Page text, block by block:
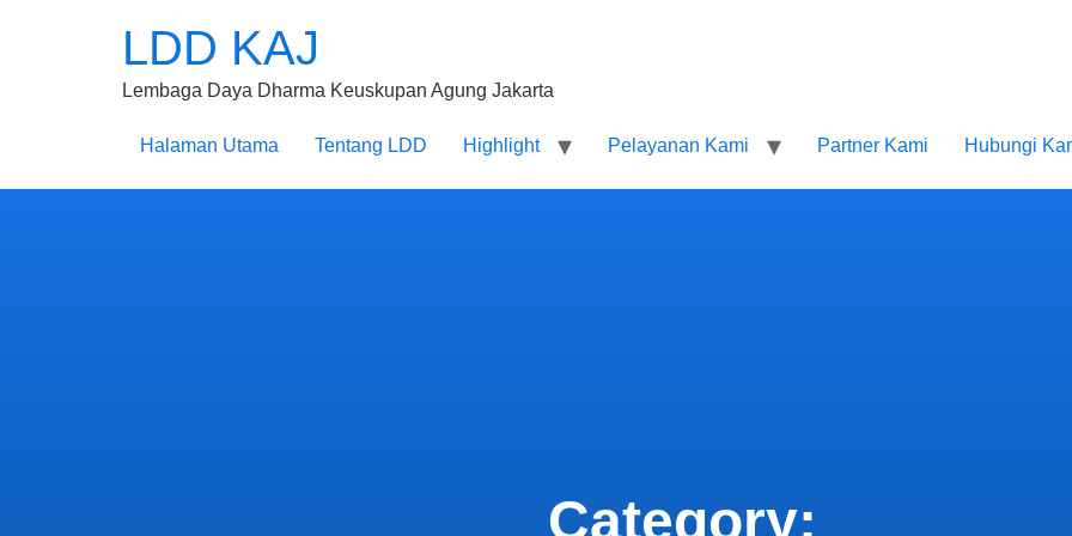
LDD KAJ
Lembaga Daya Dharma Keuskupan Agung Jakarta
Halaman Utama Tentang LDD Highlight Pelayanan Kami Partner Kami Hubungi
Category: